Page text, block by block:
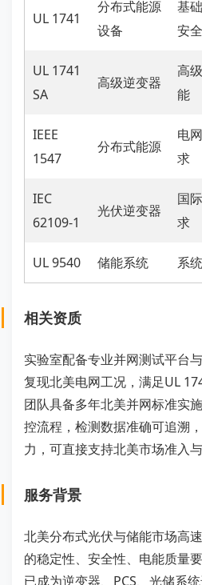
UL 1741
分布式能源
设备
基
安全
UL 1741
SA
高级逆变器
高
能
IEEE
1547
分布式能源
电
求
IEC
62109-1
光伏逆变器
国
求
UL 9540 储能系统 系
相关资质
实验室配备专业并网测试平台
复现北美电网工况，满足UL
团队具备多年北美并网标准实
控流程，检测数据准确可追溯
力，可直接支持北美市场准入与
服务背景
北美分布式光伏与储能市场高
的稳定性、安全性、电能质量
已成为逆变器、PCS、光储系